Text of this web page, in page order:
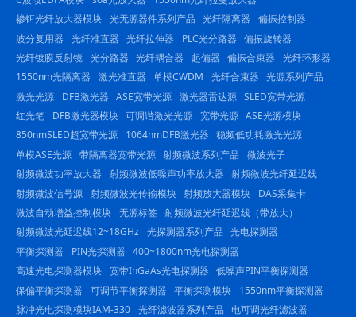
掺铒光纤放大器模块 光无源器件系列产品 光纤隔离器
偏振控制器
波分复用器
光纤准直器 光纤拉伸器 PLC光分路器
偏振旋转器
光纤镀膜反射镜 光分路器 光纤耦合器 起偏器 偏振合束器
光纤环形器
1550nm光隔离器
激光准直器 单模CWDM 光纤合束器
光源系列产品
激光光源
DFB激光器 ASE宽带光源 激光器雷达源 SLED宽带光源
红光笔
DFB激光器模块 可调谐激光光源 宽带光源 ASE光源模块
850nmSLED超宽带光源
1064nmDFB激光器 稳频低功耗激光光源
单模ASE光源 带隔离器宽带光源 射频微波系列产品
微波光子
射频微波功率放大器
射频微波低噪声功率放大器 射频微波光纤延迟线
射频微波信号源 射频微波光传输模块 射频放大器模块
DAS采集卡
微波自动增益控制模块 无源标签 射频微波光纤延迟线（带放大）
射频微波光延迟线12~18GHz 光探测器系列产品 光电探测器
平衡探测器
PIN光探测器 400~1800nm光电探测器
高速光电探测器模块
宽带InGaAs光电探测器 低噪声PIN平衡探测器
保偏平衡探测器
可调节平衡探测器 平衡探测模块
1550nm平衡探测器
脉冲光电探测模块IAM-330 光纤滤波器系列产品
电可调光纤滤波器